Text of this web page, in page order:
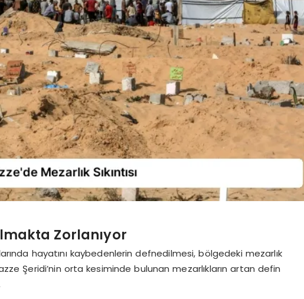
Zorlanıyor
hayatını kaybedenlerin defnedilmesi, bölgedeki mezarlık
Şeridi’nin orta kesiminde bulunan mezarlıkların artan defin